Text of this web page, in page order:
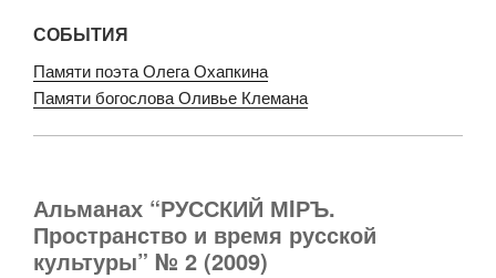
СОБЫТИЯ
Памяти поэта Олега Охапкина
Памяти богослова Оливье Клемана
Альманах “РУССКИЙ МIРЪ.
Пространство и время русской
культуры” № 2 (2009)